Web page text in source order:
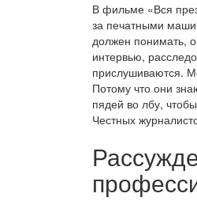
В фильме «Вся
за печатными
должен понимать,
интервью,
прислушиваются.
Потому что они
пядей во лбу,
Честных